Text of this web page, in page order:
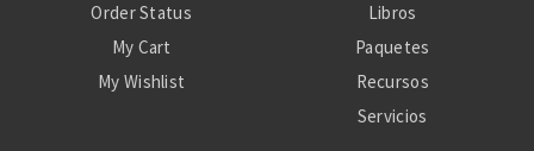
Order Status
My Cart
My Wishlist
Libros
Paquetes
Recursos
Servicios